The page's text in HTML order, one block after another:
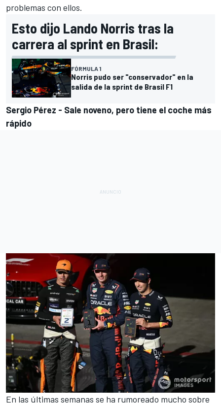
problemas con ellos.
Esto dijo Lando Norris tras la
carrera al sprint en Brasil:
FÓRMULA 1
Norris pudo ser "conservador" en la
salida de la sprint de Brasil F1
Sergio Pérez - Sale noveno, pero tiene el coche más
rápido
En las últimas semanas se ha rumoreado mucho sobre